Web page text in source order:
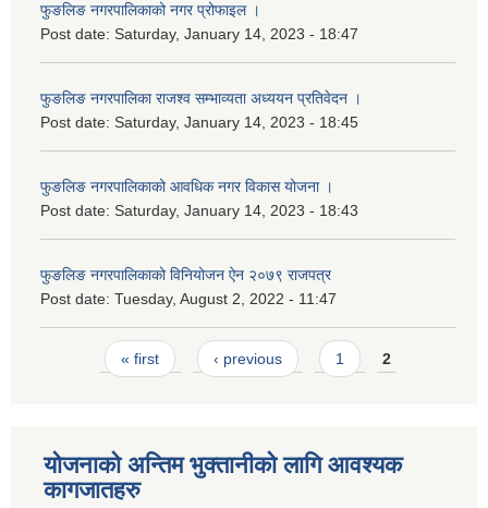
फुङलिङ नगरपालिकाको नगर प्रोफाइल ।
Post date: Saturday, January 14, 2023 - 18:47
फुङलिङ नगरपालिका राजश्व सम्भाव्यता अध्ययन प्रतिवेदन ।
Post date: Saturday, January 14, 2023 - 18:45
फुङलिङ नगरपालिकाको आवधिक नगर विकास योजना ।
Post date: Saturday, January 14, 2023 - 18:43
फुङलिङ नगरपालिकाको विनियोजन ऐन २०७९ राजपत्र
Post date: Tuesday, August 2, 2022 - 11:47
Pages« first ‹ previous 1 2
योजनाको अन्तिम भुक्तानीको लागि आवश्यक
कागजातहरु